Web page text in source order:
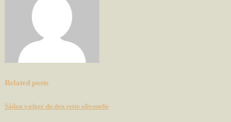
Related posts
Sådan vælger du den rette olivenolie